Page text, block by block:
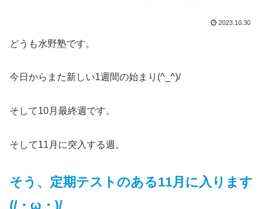
2023.10.30
どうも水野塾です。
今日からまた新しい1週間の始まり(^_^)/
そして10月最終週です。
そして11月に突入する週。
そう、定期テストのある11月に入ります
(/・ω・)/